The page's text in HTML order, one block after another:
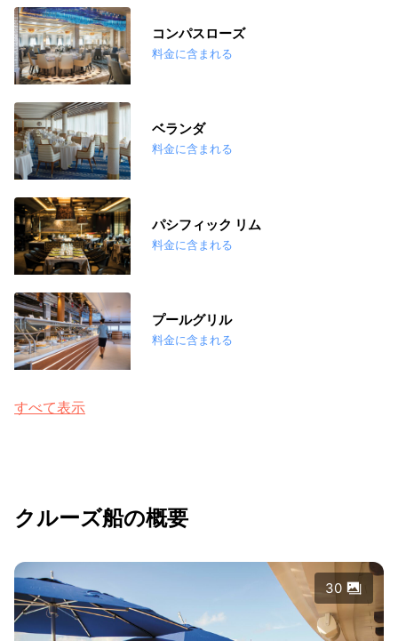
コンパスローズ
料金に含まれる
ベランダ
料金に含まれる
パシフィック リム
料金に含まれる
プールグリル
料金に含まれる
すべて表示
クルーズ船の概要
30